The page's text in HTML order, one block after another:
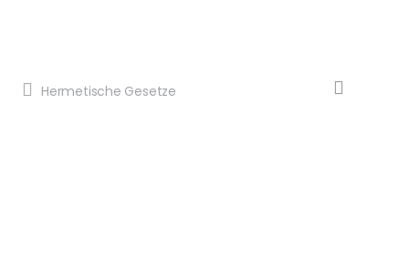
Hermetische Gesetze